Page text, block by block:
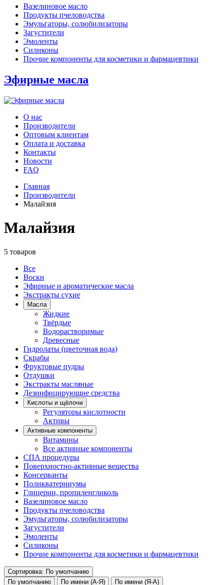
Вазелиновое масло
Продукты пчеловодства
Эмульгаторы, солюбилизаторы
Загустители
Эмоленты
Силиконы
Прочие компоненты для косметики и фармацевтики
Эфирные масла
О нас
Производители
Оптовым клиентам
Оплата и доставка
Контакты
Новости
FAQ
Главная
Производители
Малайзия
Малайзия
5 товаров
Все
Воски
Эфирные и ароматические масла
Экстракты сухие
Масла
Жидкие
Твёрдые
Водорастворимые
Древесные
Гидролаты (цветочная вода)
Скрабы
Фруктовые пудры
Отдушки
Экстракты масляные
Дезинфицирующие средства
Кислоты и щёлочи
Регуляторы кислотности
Активы
Активные компоненты
Витамины
Все активные компоненты
СПА процедуры
Поверхностно-активные вещества
Консерванты
Поликватерниумы
Глицерин, пропиленгликоль
Вазелиновое масло
Продукты пчеловодства
Эмульгаторы, солюбилизаторы
Загустители
Эмоленты
Силиконы
Прочие компоненты для косметики и фармацевтики
Сортировка: По умолчанию
По умолчанию
По имени (А-Я) По имени (Я-А)